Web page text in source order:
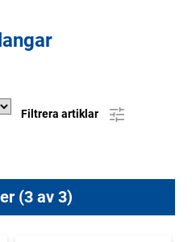
Filtrera artiklar
(3 av 3)